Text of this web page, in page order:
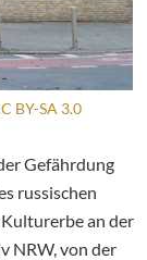
BY-SA 3.0
Gefährdung
russischen
an der
NRW, von der